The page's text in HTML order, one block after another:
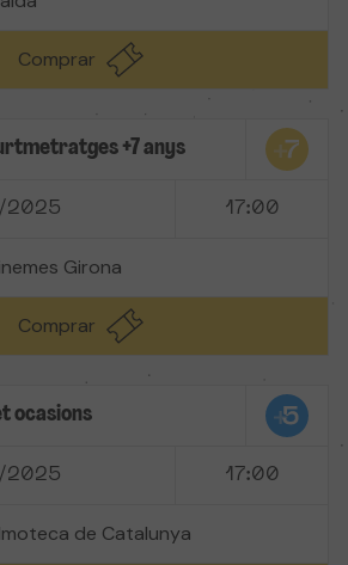
Comprar
+7 anys
2025 17:00
Girona
Comprar
ocasions
2025 17:00
de Catalunya